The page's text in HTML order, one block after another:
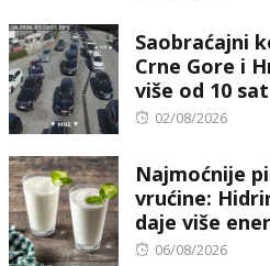
Saobraćajni
Crne Gore i
više od 10
Posted
02/08/2026
Najmoćnije
vrućine:
daje više
Posted
06/08/2026